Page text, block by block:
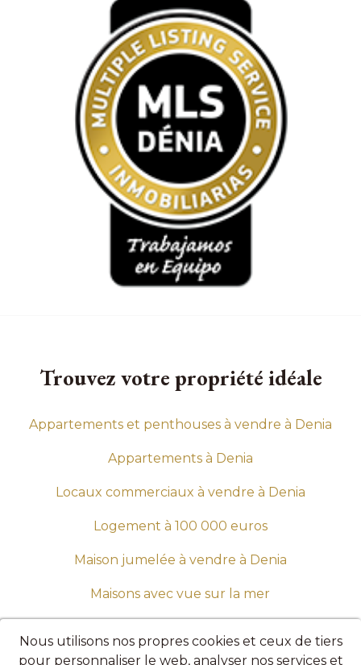
Trouvez votre propriété idéale
Appartements et penthouses à vendre à Denia
Appartements à Denia
Locaux commerciaux à vendre à Denia
Logement à 100 000 euros
Maison jumelée à vendre à Denia
Maisons avec vue sur la mer
Maisons et appartements à vendre à Els Poblets
Nous utilisons nos propres cookies et ceux de tiers
pour personnaliser le web, analyser nos services et